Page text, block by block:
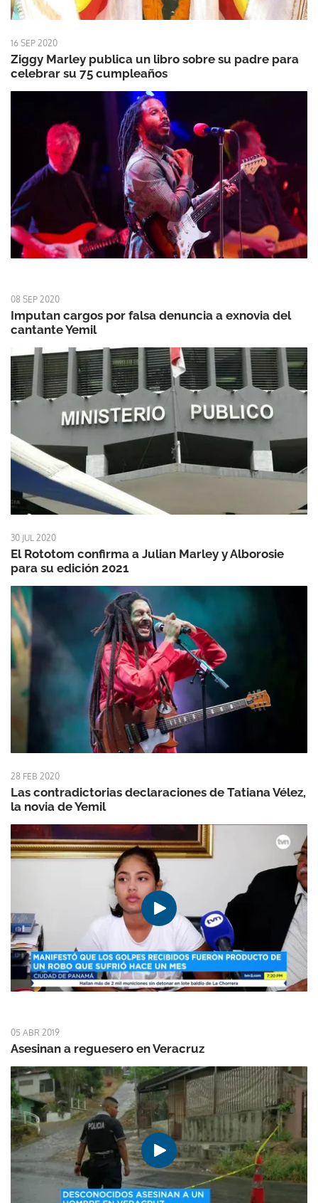
16 SEP 2020
Ziggy Marley publica un libro sobre su padre para
celebrar su 75 cumpleaños
08 SEP 2020
Imputan cargos por falsa denuncia a exnovia del
cantante Yemil
30 JUL 2020
El Rototom confirma a Julian Marley y Alborosie
para su edición 2021
28 FEB 2020
Las contradictorias declaraciones de Tatiana Vélez,
la novia de Yemil
05 ABR 2019
Asesinan a reguesero en Veracruz